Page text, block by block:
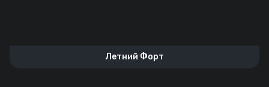
Летний Форт